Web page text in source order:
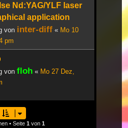
Nd:YAG/YLF laser
application
von inter-diff « Mo 10
pm
von floh « Mo 27 Dez,
• Seite 1 von 1